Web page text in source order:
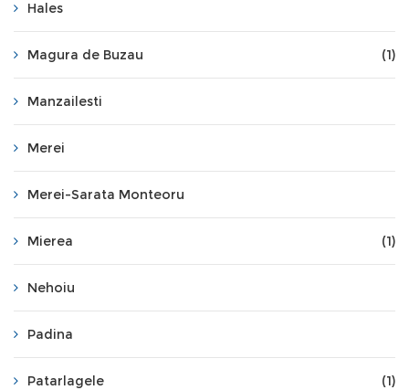
Hales
Magura de Buzau (1)
Manzailesti
Merei
Merei-Sarata Monteoru
Mierea (1)
Nehoiu
Padina
Patarlagele (1)